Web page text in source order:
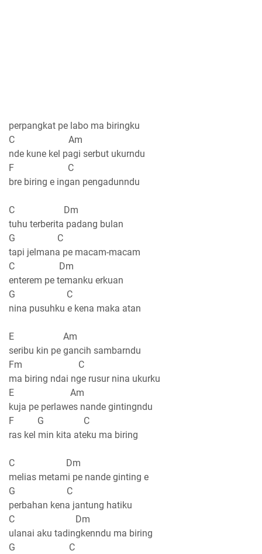
perpangkat pe labo ma biringku
C Am
nde kune kel pagi serbut ukurndu
F C
bre biring e ingan pengadunndu
C Dm
tuhu terberita padang bulan
G C
tapi jelmana pe macam-macam
C Dm
enterem pe temanku erkuan
G C
nina pusuhku e kena maka atan
E Am
seribu kin pe gancih sambarndu
Fm C
ma biring ndai nge rusur nina ukurku
E Am
kuja pe perlawes nande gintingndu
F G C
ras kel min kita ateku ma biring
C Dm
melias metami pe nande ginting e
G C
perbahan kena jantung hatiku
C Dm
ulanai aku tadingkenndu ma biring
G C